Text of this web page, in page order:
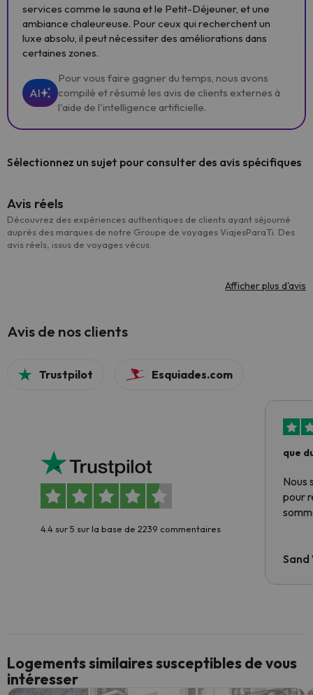
services comme le sauna et le Petit-Déjeuner, et une
ambiance chaleureuse. Pour ceux qui recherchent un
luxe absolu, il peut nécessiter des améliorations dans
certaines zones.
AI
Pour vous faire gagner du temps, nous avons
compilé et résumé les avis de clients externes à
l'aide de l'intelligence artificielle.
Sélectionnez un sujet pour consulter des avis spécifiques
Avis réels
Découvrez des expériences authentiques de clients ayant séjourné
auprès des marques de notre Groupe de voyages ViajesParaTi. Des
avis réels, issus de voyages vécus.
Afficher plus d'avis
Avis de nos clients
Trustpilot Esquiades.com
4.4 sur 5 sur la base de 2239 commentaires
que
Nous
pour
Sand
Logements similaires susceptibles de vous
intéresser